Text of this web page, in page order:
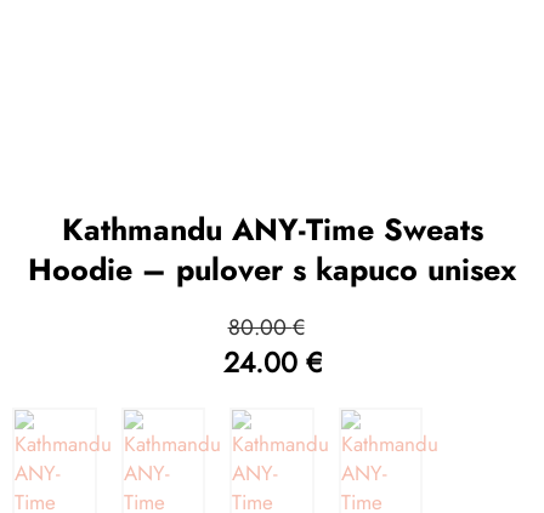
Kathmandu ANY-Time Sweats
Hoodie – pulover s kapuco unisex
80.00€
cena
je
bila:
80.00 €.
24.00 €
je:
24.00 €.